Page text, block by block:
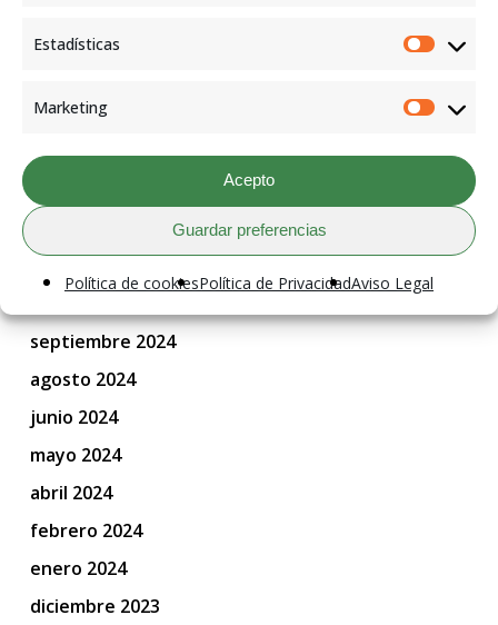
Estadísticas
Marketing
Acepto
Guardar preferencias
Política de cookiesPolítica de PrivacidadAviso Legal
octubre 2025
agosto 2025
julio 2025
septiembre 2024
agosto 2024
junio 2024
mayo 2024
abril 2024
febrero 2024
enero 2024
diciembre 2023